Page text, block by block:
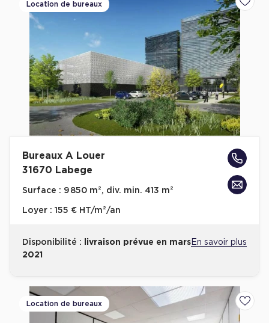
Location de bureaux
Bureaux A Louer
31670 Labege
Surface : 9 850 m², div. min. 413 m²
Loyer : 155 € HT/m²/an
Disponibilité :
livraison prévue en mars
2021
En savoir plus
Location de bureaux